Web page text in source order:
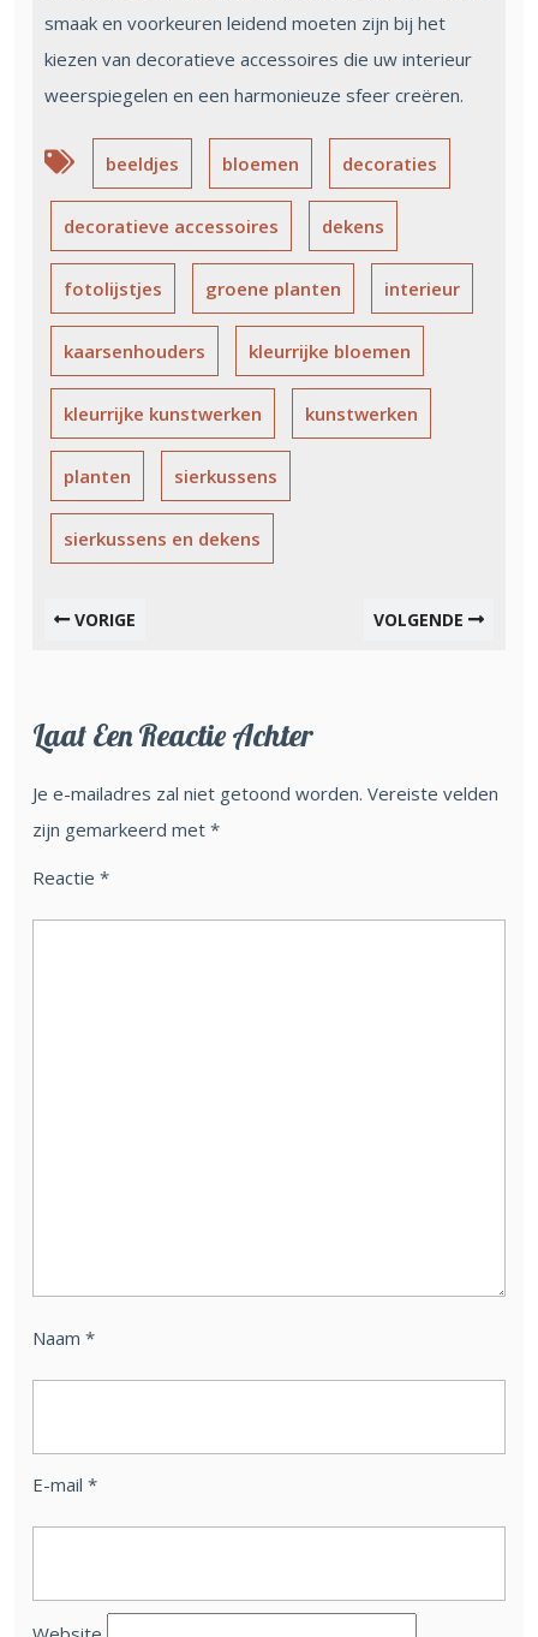
smaak en voorkeuren leidend moeten zijn bij het
kiezen van decoratieve accessoires die uw interieur
weerspiegelen en een harmonieuze sfeer creëren.
beeldjes bloemen decoraties
decoratieve accessoires dekens
fotolijstjes groene planten interieur
kaarsenhouders kleurrijke bloemen
kleurrijke kunstwerken kunstwerken
planten sierkussens
sierkussens en dekens
VORIGE VOLGENDE
Laat Een Reactie Achter
Je e-mailadres zal niet getoond worden. Vereiste velden
zijn gemarkeerd met *
Reactie *
Naam *
E-mail *